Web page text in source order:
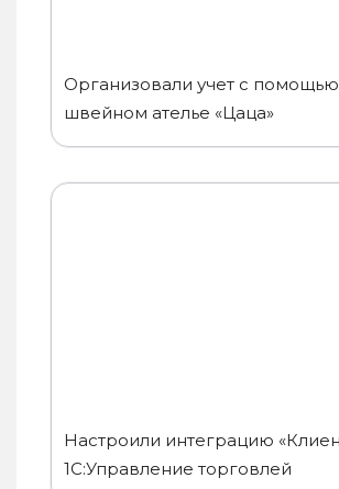
Организовали учет с
швейном ателье «Цаца»
Настроили интеграцию
1С:Управление торговлей